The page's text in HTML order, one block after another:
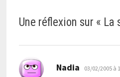
Une réflexion sur « La
Nadia dit :
03/02/2005 à